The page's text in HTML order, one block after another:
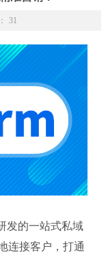
31
发的一站式私域
连接客户，打通